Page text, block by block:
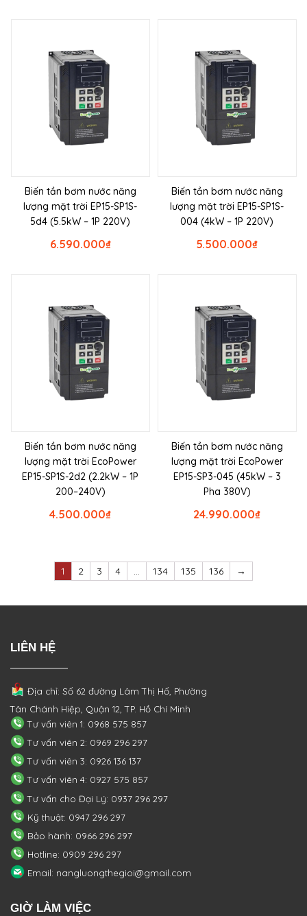
Biến tần bơm nước năng
lượng mặt trời EP15-SP1S-
5d4 (5.5kW – 1P 220V)
₫
6.590.000
Biến tần bơm nước năng
lượng mặt trời EP15-SP1S-
004 (4kW – 1P 220V)
₫
5.500.000
Biến tần bơm nước năng
lượng mặt trời EcoPower
EP15-SP1S-2d2 (2.2kW – 1P
200–240V)
₫
4.500.000
Biến tần bơm nước năng
lượng mặt trời EcoPower
EP15-SP3-045 (45kW – 3
Pha 380V)
₫
24.990.000
1 2 3 4 … 134 135 136 →
LIÊN HỆ
Địa chỉ: Số 62 đường Lâm Thị Hố, Phường
Tân Chánh Hiệp, Quận 12, TP. Hồ Chí Minh
Tư vấn viên 1: 0968 575 857
Tư vấn viên 2: 0969 296 297
Tư vấn viên 3: 0926 136 137
Tư vấn viên 4: 0927 575 857
Tư vấn cho Đại Lý: 0937 296 297
Kỹ thuật: 0947 296 297
Bảo hành: 0966 296 297
Hotline: 0909 296 297
Email: nangluongthegioi@gmail.com
GIỜ LÀM VIỆC